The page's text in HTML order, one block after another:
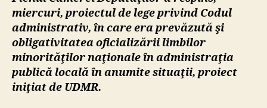
miercuri, proiectul de lege privind Codul
administrativ, în care era prevăzută şi
obligativitatea oficializării limbilor
minorităţilor naţionale în administraţia
publică locală în anumite situaţii, proiect
iniţiat de UDMR.